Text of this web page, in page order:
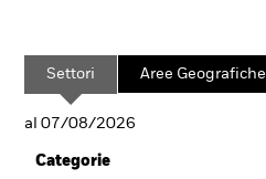
Settori Aree Geografiche
al 07/08/2026
Categorie